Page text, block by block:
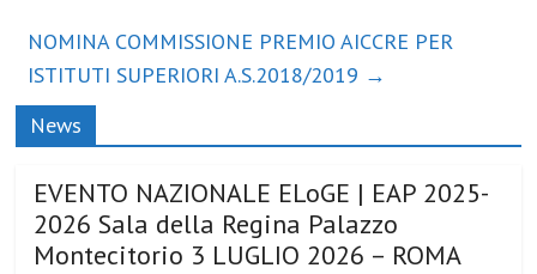
NOMINA COMMISSIONE PREMIO AICCRE PER
ISTITUTI SUPERIORI A.S.2018/2019 →
News
EVENTO NAZIONALE ELoGE | EAP 2025-
2026 Sala della Regina Palazzo
Montecitorio 3 LUGLIO 2026 – ROMA